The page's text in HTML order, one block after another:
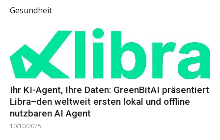
Gesundheit
Ihr KI-Agent, Ihre Daten: GreenBitAI präsentiert
Libra–den weltweit ersten lokal und offline
nutzbaren AI Agent
10/10/2025